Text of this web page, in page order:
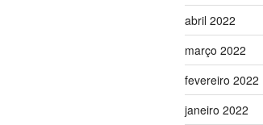
abril 2022
março 2022
fevereiro 2022
janeiro 2022